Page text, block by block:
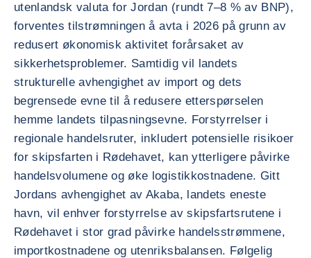
utenlandsk valuta for Jordan (rundt 7–8 % av BNP),
forventes tilstrømningen å avta i 2026 på grunn av
redusert økonomisk aktivitet forårsaket av
sikkerhetsproblemer. Samtidig vil landets
strukturelle avhengighet av import og dets
begrensede evne til å redusere etterspørselen
hemme landets tilpasningsevne. Forstyrrelser i
regionale handelsruter, inkludert potensielle risikoer
for skipsfarten i Rødehavet, kan ytterligere påvirke
handelsvolumene og øke logistikkostnadene. Gitt
Jordans avhengighet av Akaba, landets eneste
havn, vil enhver forstyrrelse av skipsfartsrutene i
Rødehavet i stor grad påvirke handelsstrømmene,
importkostnadene og utenriksbalansen. Følgelig